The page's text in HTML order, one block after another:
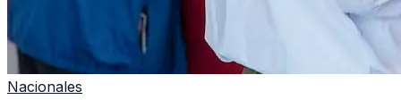
Nacionales